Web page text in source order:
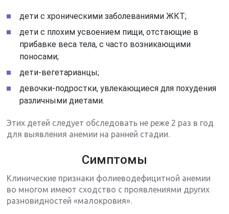
дети с хроническими заболеваниями ЖКТ;
дети с плохим усвоением пищи, отстающие в
прибавке веса тела, с часто возникающими
поносами;
дети-вегетарианцы;
девочки-подростки, увлекающиеся для похудения
различными диетами.
Этих детей следует обследовать не реже 2 раз в год
для выявления анемии на ранней стадии.
Симптомы
Клинические признаки фолиеводефицитной анемии
во многом имеют сходство с проявлениями других
разновидностей «малокровия».